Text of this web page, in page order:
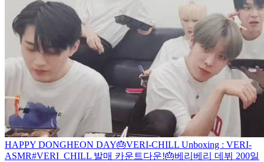
HAPPY DONGHEON DAY🎂VERI-CHILL Unboxing : VERI-
ASMR#VERI_CHILL 발매 카운트다운!🎂베리베리 데뷔 200일